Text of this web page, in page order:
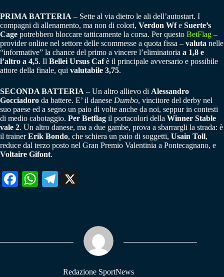
PRIMA BATTERIA – Sette al via dietro le ali dell’autostart. I
compagni di allenamento, ma non di colori, Verdon Wfe Suerte’s
Cage potrebbero bloccare tatticamente la corsa. Per questo BetFlag –
provider online nel settore delle scommesse a quota fissa – valuta nelle
“informative” la chance del primo a vincere l’eliminatoria a 1,8 e
l’altro a 4,5. Il Bellei Ursus Cafè il principale avversario e possibile
attore della finale, qui valutabile 3,75.
SECONDA BATTERIA – Un altro allievo di Alessandro
Gocciadoro da battere. E’ il danese Dumbo, vincitore del derby nel
suo paese ed a segno un paio di volte anche da noi, seppur in contesti
di medio cabotaggio. Per Betflag il portacolori della Winner Stable
vale 2. Un altro danese, ma a due gambe, prova a sbarrargli la strada: è
il trainerErik Bondo, che schiera un paio di soggetti, Usain Toll,
reduce dal terzo posto nel Gran Premio Valentinia a Pontecagnano, e
Voltaire Gifont.
Fa W
pp
Te
m
Redazione SportNews